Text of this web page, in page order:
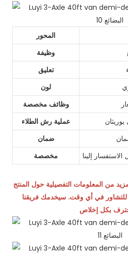
المحور
وظيفة
تعليق
لون
وظائف مخصصة
عملية رش الطلاء
يوريثان
ضمان
مخصصة
من المعلومات التفصيلية حول المنتج
للتشاور في أي وقت. سيخدمك فريقنا